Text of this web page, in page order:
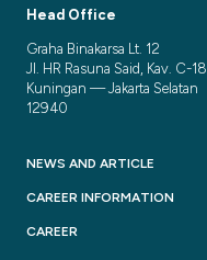
Head Office
Graha Binakarsa Lt. 12
Jl. HR Rasuna Said, Kav. C-18
Kuningan — Jakarta Selatan
12940
NEWS AND ARTICLE
CAREER INFORMATION
CAREER